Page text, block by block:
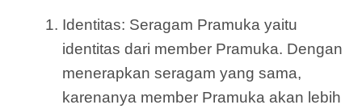
Identitas: Seragam Pramuka yaitu
identitas dari member Pramuka. Dengan
menerapkan seragam yang sama,
karenanya member Pramuka akan lebih